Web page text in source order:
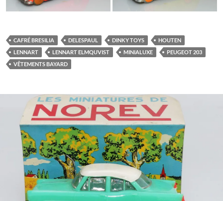
CAFRÉ BRESILIA DELESPAUL DINKY TOYS
HOUTEN
LENNART
LENNART ELMQUVIST MINIALUXE
PEUGEOT 203
VÊTEMENTS BAYARD